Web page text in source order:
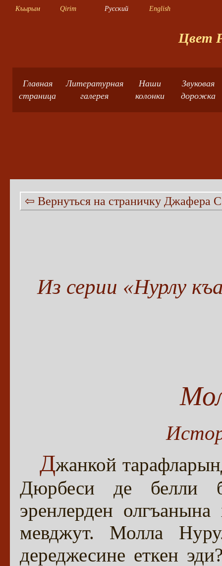
Къырым Qirim Русский English
Цвет
Главная
страница
Литературная
галерея
Наши
колонки
Звуковая
дорожка
⇦ Вернуться на страничку Джафера
Из серии «Нурлу
Джанкой
Дюрбеси де белли
эренлерден
мевджут. Молла
дереджесине еткен